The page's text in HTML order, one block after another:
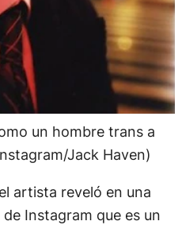
un hombre trans a
Jack Haven)
artista reveló en una
Instagram que es un